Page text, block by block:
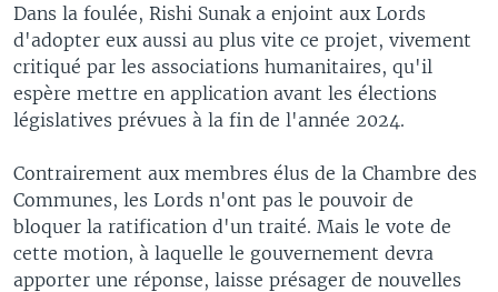
Dans la foulée, Rishi Sunak a enjoint aux Lords
d'adopter eux aussi au plus vite ce projet, vivement
critiqué par les associations humanitaires, qu'il
espère mettre en application avant les élections
législatives prévues à la fin de l'année 2024.
Contrairement aux membres élus de la Chambre des
Communes, les Lords n'ont pas le pouvoir de
bloquer la ratification d'un traité. Mais le vote de
cette motion, à laquelle le gouvernement devra
apporter une réponse, laisse présager de nouvelles